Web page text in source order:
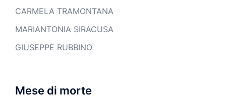
CARMELA TRAMONTANA
MARIANTONIA SIRACUSA
GIUSEPPE RUBBINO
Mese di morte